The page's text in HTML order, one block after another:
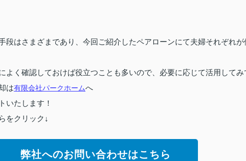
段はさまざまであり、今回ご紹介したペアローンにて夫婦それぞれが
よく確認しておけば役立つことも多いので、必要に応じて活用してみ
は有限会社パークホームへ
いたします！
をクリック↓
弊社へのお問い合わせはこちら